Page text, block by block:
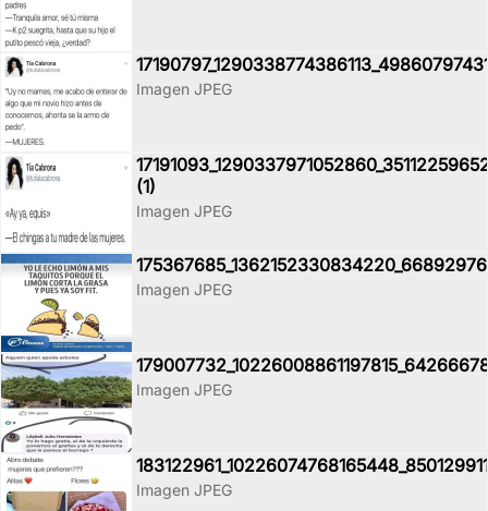
Imagen JPEG
(1)
Imagen JPEG
Imagen JPEG
Imagen JPEG
Imagen JPEG